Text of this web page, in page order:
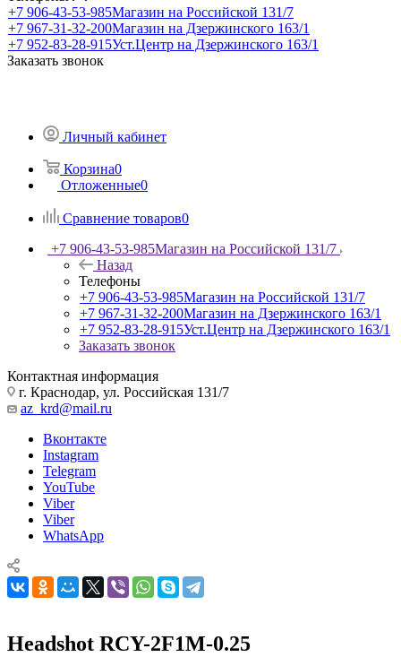
+7 906-43-53-985Магазин на Российской 131/7
+7 967-31-32-200Магазин на Дзержинского 163/1
+7 952-83-28-915Уст.Центр на Дзержинского 163/1
Заказать звонок
Личный кабинет
Корзина0
Отложенные0
Сравнение товаров0
+7 906-43-53-985Магазин на Российской 131/7
Назад
Телефоны
+7 906-43-53-985Магазин на Российской 131/7
+7 967-31-32-200Магазин на Дзержинского 163/1
+7 952-83-28-915Уст.Центр на Дзержинского 163/1
Заказать звонок
Контактная информация
г. Краснодар, ул. Российская 131/7
az_krd@mail.ru
Вконтакте
Instagram
Telegram
YouTube
Viber
Viber
WhatsApp
Headshot RCY-2F1M-0.25